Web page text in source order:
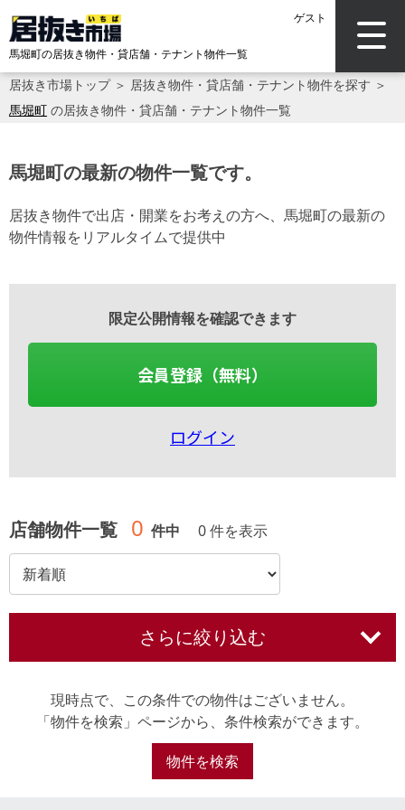
ゲスト
馬堀町の居抜き物件・貸店舗・テナント物件一覧
居抜き市場トップ＞ 居抜き物件・貸店舗・テナント物件を探す ＞
馬堀町 の居抜き物件・貸店舗・テナント物件一覧
馬堀町の最新の物件一覧です。
居抜き物件で出店・開業をお考えの方へ、馬堀町の最新の
物件情報をリアルタイムで提供中
限定公開情報を確認できます
会員登録（無料）
ログイン
店舗物件一覧 0 件中 0 件を表示
さらに絞り込む
現時点で、この条件での物件はございません。
「物件を検索」ページから、条件検索ができます。
物件を検索